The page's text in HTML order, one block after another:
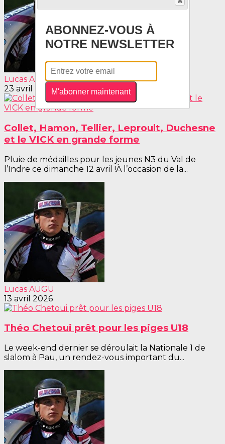
Lucas AUGU
23 avril 2026
Collet, Hamon, Tellier, Leproult, Duchesne
et le VICK en grande forme
Pluie de médailles pour les jeunes N3 du Val de
l’Indre ce dimanche 12 avril !À l’occasion de la...
Lucas AUGU
13 avril 2026
Théo Chetoui prêt pour les piges U18
Le week-end dernier se déroulait la Nationale 1 de
slalom à Pau, un rendez-vous important du...
ABONNEZ-VOUS À
NOTRE NEWSLETTER
M'abonner maintenant